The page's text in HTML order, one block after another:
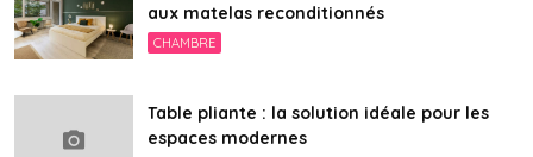
aux matelas reconditionnés
CHAMBRE
Table pliante : la solution idéale pour les
espaces modernes